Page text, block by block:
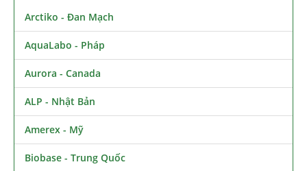
Arctiko - Đan Mạch
AquaLabo - Pháp
Aurora - Canada
ALP - Nhật Bản
Amerex - Mỹ
Biobase - Trung Quốc